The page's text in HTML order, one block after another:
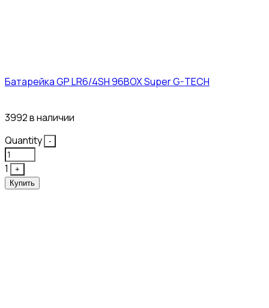
Батарейка GP LR6/4SH 96BOX Super G-TECH
3992 в наличии
Quantity
-
1
+
Купить